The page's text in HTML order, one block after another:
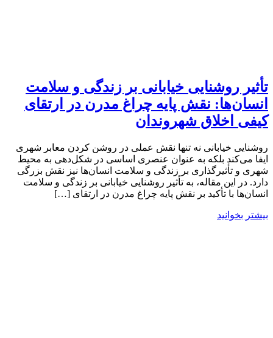
تأثیر روشنایی خیابانی بر زندگی و سلامت
انسان‌ها: نقش پایه چراغ مدرن در ارتقای
کیفی اخلاق شهروندان
روشنایی خیابانی نه تنها نقش عملی در روشن کردن معابر شهری
ایفا می‌کند بلکه به عنوان عنصری اساسی در شکل‌دهی به محیط
شهری و تأثیرگذاری بر زندگی و سلامت انسان‌ها نیز نقش بزرگی
دارد. در این مقاله، به تأثیر روشنایی خیابانی بر زندگی و سلامت
انسان‌ها با تأکید بر نقش پایه چراغ مدرن در ارتقای […]
بیشتر بخوانید